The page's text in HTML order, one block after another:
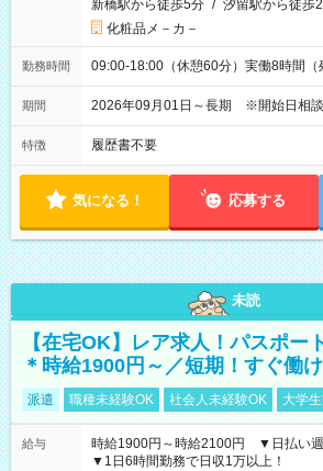
新橋駅から徒歩5分 / 汐留駅から徒歩
化粧品メ－カ－
勤務時間 09:00-18:00（休憩60分）実働8時間（
期間 2026年09月01日～長期 ※開始日相
特徴 履歴書不要
気になる！ 応募する
未読
【在宅OK】レア求人！パスポー
＊時給1900円～／短期！すぐ働
派遣 職種未経験OK 社会人未経験OK 大学
給与
時給1900円～時給2100円 ▼日払い
▼1日6時間勤務で日収1万以上！